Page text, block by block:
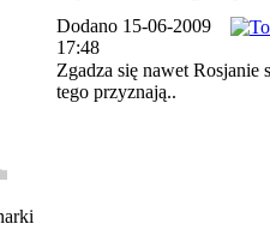
Dodano 15-06-2009
17:48
Zgadza się nawet Rosjanie
tego przyznają..